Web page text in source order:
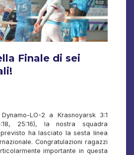
Finale di sei
LO-2 a Krasnoyarsk 3:1
25:16), la nostra squadra
ha lasciato la sesta linea
Congratulazioni ragazzi
importante in questa